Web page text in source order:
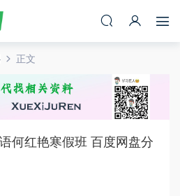
正文
何红艳寒假班 百度网盘分